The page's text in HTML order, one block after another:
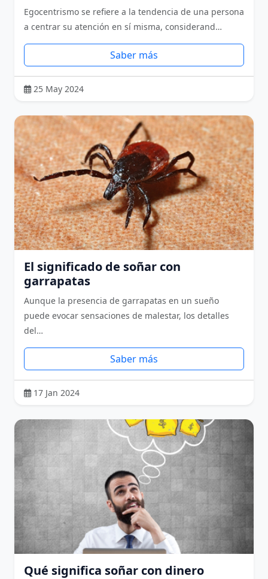
Egocentrismo se refiere a la tendencia de una persona
a centrar su atención en sí misma, considerand…
Saber más
25 May 2024
El significado de soñar con
garrapatas
Aunque la presencia de garrapatas en un sueño
puede evocar sensaciones de malestar, los detalles
del…
Saber más
17 Jan 2024
Qué significa soñar con dinero